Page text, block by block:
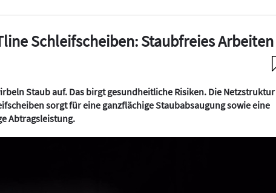
Schleifscheiben: Staubfreies Arbeiten
Staub auf. Das birgt gesundheitliche Risiken. Die Netzstruktur
sorgt für eine ganzflächige Staubabsaugung sowie eine
Abtragsleistung.